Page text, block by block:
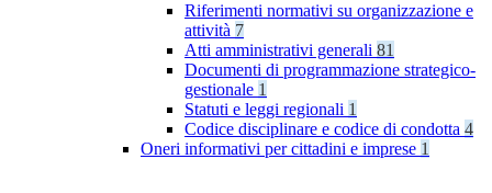
Riferimenti normativi su organizzazione e
attività 7
Atti amministrativi generali 81
Documenti di programmazione strategico-
gestionale 1
Statuti e leggi regionali 1
Codice disciplinare e codice di condotta 4
Oneri informativi per cittadini e imprese 1